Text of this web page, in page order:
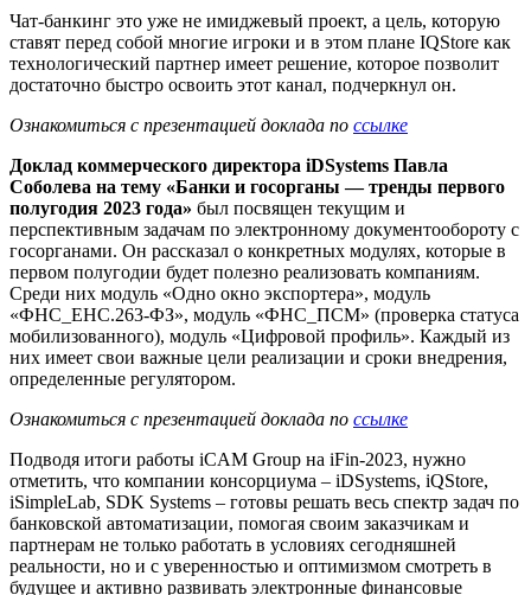
Чат-банкинг это уже не имиджевый проект, а цель, которую
ставят перед собой многие игроки и в этом плане IQStore как
технологический партнер имеет решение, которое позволит
достаточно быстро освоить этот канал, подчеркнул он.
Ознакомиться с презентацией доклада по ссылке
Доклад коммерческого директора iDSystems Павла
Соболева на тему «Банки и госорганы — тренды первого
полугодия 2023 года» был посвящен текущим и
перспективным задачам по электронному документообороту с
госорганами. Он рассказал о конкретных модулях, которые в
первом полугодии будет полезно реализовать компаниям.
Среди них модуль «Одно окно экспортера», модуль
«ФНС_ЕНС.263-ФЗ», модуль «ФНС_ПСМ» (проверка статуса
мобилизованного), модуль «Цифровой профиль». Каждый из
них имеет свои важные цели реализации и сроки внедрения,
определенные регулятором.
Ознакомиться с презентацией доклада по ссылке
Подводя итоги работы iCAM Group на iFin-2023, нужно
отметить, что компании консорциума – iDSystems, iQStore,
iSimpleLab, SDK Systems – готовы решать весь спектр задач по
банковской автоматизации, помогая своим заказчикам и
партнерам не только работать в условиях сегодняшней
реальности, но и с уверенностью и оптимизмом смотреть в
будущее и активно развивать электронные финансовые